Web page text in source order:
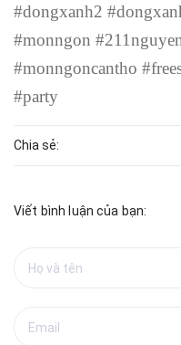
#dongxanh2
#monngon
#monngoncantho
#party
Chia sẻ:
Viết bình luận của bạn: